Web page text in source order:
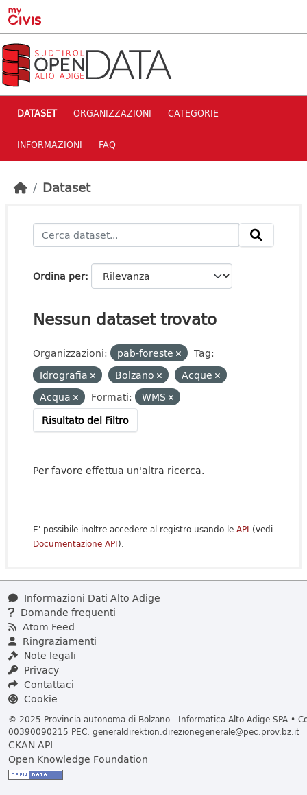
Skip to main content
DATASET ORGANIZZAZIONI CATEGORIE
INFORMAZIONI FAQ
Dataset
Ordina per
Nessun dataset trovato
Organizzazioni: pab-foreste
Tag:
Idrografia
Bolzano
Acque
Acqua
Formati:
WMS
Risultato del Filtro
Per favore effettua un'altra ricerca.
E' possibile inoltre accedere al registro usando le API (vedi
Documentazione API).
Informazioni Dati Alto Adige
Domande frequenti
Atom Feed
Ringraziamenti
Note legali
Privacy
Contattaci
Cookie
© 2025 Provincia autonoma di Bolzano - Informatica Alto Adige SPA •
00390090215 PEC: generaldirektion.direzionegenerale@pec.prov.bz.it
CKAN API
Open Knowledge Foundation